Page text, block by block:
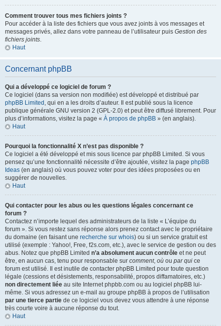
Comment trouver tous mes fichiers joints ?
Pour accéder à la liste des fichiers que vous avez joints à vos messages et
messages privés, allez dans votre panneau de l’utilisateur puis Gestion des
fichiers joints.
Haut
Concernant phpBB
Qui a développé ce logiciel de forum ?
Ce logiciel (dans sa version non modifiée) est développé et distribué par
phpBB Limited , qui en a les droits d’auteur. Il est publié sous la licence
publique générale GNU version 2 (GPL-2.0) et peut être diffusé librement. Pour
plus d’informations, visitez la page « À propos de phpBB » (en anglais).
Haut
Pourquoi la fonctionnalité X n’est pas disponible ?
Ce logiciel a été développé et mis sous licence par phpBB Limited. Si vous
pensez qu’une fonctionnalité nécessite d’être ajoutée, visitez la page phpBB
Ideas (en anglais) où vous pouvez voter pour des idées proposées ou en
suggérer de nouvelles.
Haut
Qui contacter pour les abus ou les questions légales concernant ce
forum ?
Contactez n’importe lequel des administrateurs de la liste « L’équipe du
forum ». Si vous restez sans réponse alors prenez contact avec le propriétaire
du domaine (en faisant une recherche sur whois) ou si un service gratuit est
utilisé (exemple : Yahoo!, Free, f2s.com, etc.), avec le service de gestion ou des
abus. Notez que phpBB Limited n’a absolument aucun contrôle et ne peut
être, en aucun cas, tenu pour responsable sur comment, où ou par qui ce
forum est utilisé. Il est inutile de contacter phpBB Limited pour toute question
légale (cessions et désistements, responsabilité, propos diffamatoires, etc.)
non directement liée au site Internet phpbb.com ou au logiciel phpBB lui-
même. Si vous adressez un e-mail au groupe phpBB à propos de l’utilisation
par une tierce partie de ce logiciel vous devez vous attendre à une réponse
très courte voire à aucune réponse du tout.
Haut